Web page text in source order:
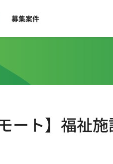
募集案件
ート】福祉